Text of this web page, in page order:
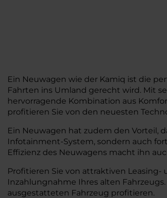
Ein Neuwagen wie der Kamiq ist die
Fahrten ins Umland gerecht wird. Mit
hervorragende Kombination aus
profitieren Sie von den neuesten
Ein Neuwagen hat zudem den Vorteil,
Infotainment-System, sondern auch
Effizienz des Neuwagens macht ihn
Profitieren Sie von attraktiven
Inzahlungnahme Ihres alten
ausgestatteten Fahrzeug profitieren.